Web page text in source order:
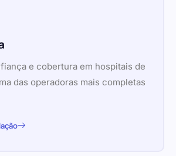
e cobertura em hospitais de
das operadoras mais completas